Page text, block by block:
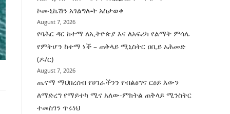
ኮሙኒኬሽን አገልግሎት አስታወቀ
August 7, 2026
የባሕር ዳር ከተማ ለኢትዮጵያ እና ለአፍሪካ የልማት ምሳሌ
የምትሆን ከተማ ነች – ጠቅላይ ሚኒስትር ዐቢይ አሕመድ
(ዶ/ር)
August 7, 2026
ጤናማ ማህበረሰብ የሀገራችንን የብልፅግና ርዕይ እውን
ለማድረግ የማይተካ ሚና አለው-ምክትል ጠቅላይ ሚንስትር
ተመስገን ጥሩነህ